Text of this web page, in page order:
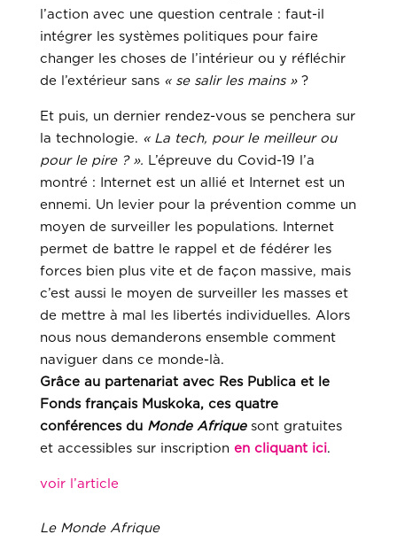
l’action avec une question centrale : faut-il
intégrer les systèmes politiques pour faire
changer les choses de l’intérieur ou y réfléchir
de l’extérieur sans « se salir les mains »?
Et puis, un dernier rendez-vous se penchera sur
la technologie. « La tech, pour le meilleur ou
pour le pire ? ».
L’épreuve du Covid-19 l’a
montré : Internet est un allié et Internet est un
ennemi. Un levier pour la prévention comme un
moyen de surveiller les populations. Internet
permet de battre le rappel et de fédérer les
forces bien plus vite et de façon massive, mais
c’est aussi le moyen de surveiller les masses et
de mettre à mal les libertés individuelles. Alors
nous nous demanderons ensemble comment
naviguer dans ce monde-là.
Grâce au partenariat avec Res Publica et le
Fonds français Muskoka, ces quatre
conférences du Monde Afrique sont gratuites
et accessibles sur inscription en cliquant ici.
voir l’article
Le Monde Afrique